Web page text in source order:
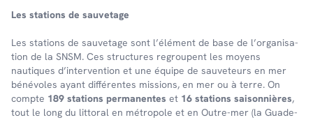
Les stations de sauve­tage
Les stations de sauve­tage sont l’élé­ment de base de l’or­ga­ni­sa­
tion de la SNSM. Ces struc­tures regroupent les moyens
nautiques d’in­ter­ven­tion et une équipe de sauveteurs en mer
bénévoles ayant différentes missions, en mer ou à terre. On
comp­te 189 stations perma­nentes et 16 stations saison­nières,
tout le long du litto­ral en métro­pole et en Outre-mer (la Guade­